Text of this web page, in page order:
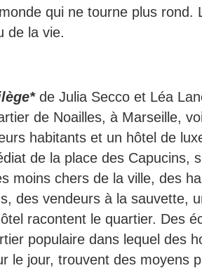
qui ne tourne plus rond.
de la vie.
de Julia Secco et Léa
de Noailles, à Marseille,
habitants et un hôtel de
de la place des Capucins,
moins chers de la ville, des
des vendeurs à la sauvette,
racontent le quartier. Des
populaire dans lequel des
le jour, trouvent des moyens